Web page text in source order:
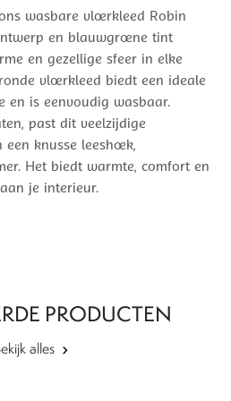
wasbare vloerkleed Robin
en blauwgroene tint
en gezellige sfeer in elke
vloerkleed biedt een ideale
en is eenvoudig wasbaar.
past dit veelzijdige
knusse leeshoek,
Het biedt warmte, comfort en
je interieur.
PRODUCTEN
alles